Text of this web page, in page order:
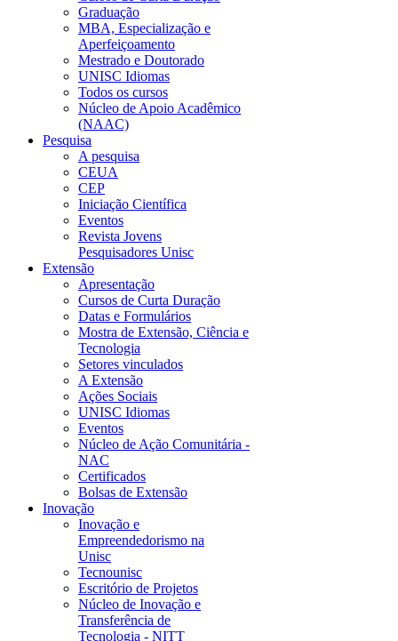
Graduação
MBA, Especialização e
Aperfeiçoamento
Mestrado e Doutorado
UNISC Idiomas
Todos os cursos
Núcleo de Apoio Acadêmico
(NAAC)
Pesquisa
A pesquisa
CEUA
CEP
Iniciação Científica
Eventos
Revista Jovens
Pesquisadores Unisc
Extensão
Apresentação
Cursos de Curta Duração
Datas e Formulários
Mostra de Extensão, Ciência e
Tecnologia
Setores vinculados
A Extensão
Ações Sociais
UNISC Idiomas
Eventos
Núcleo de Ação Comunitária -
NAC
Certificados
Bolsas de Extensão
Inovação
Inovação e
Empreendedorismo na
Unisc
Tecnounisc
Escritório de Projetos
Núcleo de Inovação e
Transferência de
Tecnologia - NITT